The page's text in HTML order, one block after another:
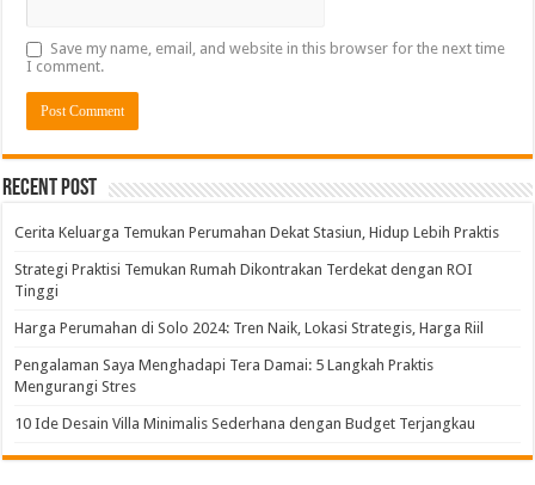
Save my name, email, and website in this browser for the next time
I comment.
Alternative:
Recent Post
Cerita Keluarga Temukan Perumahan Dekat Stasiun, Hidup Lebih Praktis
Strategi Praktisi Temukan Rumah Dikontrakan Terdekat dengan ROI
Tinggi
Harga Perumahan di Solo 2024: Tren Naik, Lokasi Strategis, Harga Riil
Pengalaman Saya Menghadapi Tera Damai: 5 Langkah Praktis
Mengurangi Stres
10 Ide Desain Villa Minimalis Sederhana dengan Budget Terjangkau